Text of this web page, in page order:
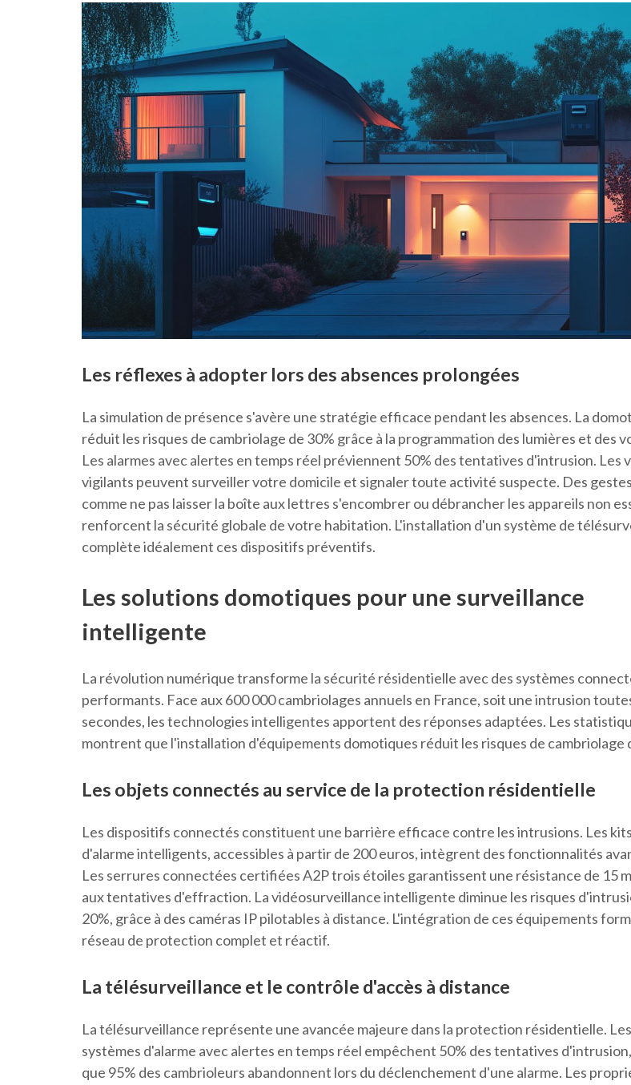
Les réflexes à adopter lors des absences prolongées
La simulation de présence s'avère une stratégie efficace pendant les absences. La
réduit les risques de cambriolage de 30% grâce à la programmation des lumières et des
Les alarmes avec alertes en temps réel préviennent 50% des tentatives d'intrusion. Les
vigilants peuvent surveiller votre domicile et signaler toute activité suspecte. Des
comme ne pas laisser la boîte aux lettres s'encombrer ou débrancher les appareils non
renforcent la sécurité globale de votre habitation. L'installation d'un système de
complète idéalement ces dispositifs préventifs.
Les solutions domotiques pour une surveillance
intelligente
La révolution numérique transforme la sécurité résidentielle avec des systèmes
performants. Face aux 600 000 cambriolages annuels en France, soit une intrusion
secondes, les technologies intelligentes apportent des réponses adaptées. Les
montrent que l'installation d'équipements domotiques réduit les risques de cambriolage
Les objets connectés au service de la protection résidentielle
Les dispositifs connectés constituent une barrière efficace contre les intrusions. Les kits
d'alarme intelligents, accessibles à partir de 200 euros, intègrent des fonctionnalités
Les serrures connectées certifiées A2P trois étoiles garantissent une résistance de 15
aux tentatives d'effraction. La vidéosurveillance intelligente diminue les risques
20%, grâce à des caméras IP pilotables à distance. L'intégration de ces équipements
réseau de protection complet et réactif.
La télésurveillance et le contrôle d'accès à distance
La télésurveillance représente une avancée majeure dans la protection résidentielle. Les
systèmes d'alarme avec alertes en temps réel empêchent 50% des tentatives
que 95% des cambrioleurs abandonnent lors du déclenchement d'une alarme. Les